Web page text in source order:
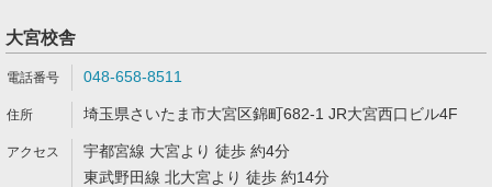
大宮校舎
048-658-8511
埼玉県さいたま市大宮区錦町682-1 JR大宮西口ビル4F
宇都宮線 大宮より 徒歩 約4分
東武野田線 北大宮より 徒歩 約14分